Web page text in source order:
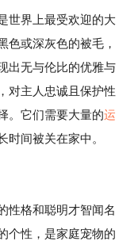
世界上最受欢迎的大
色或深灰色的被毛，
出无与伦比的优雅与
，对主人忠诚且保护性
。它们需要大量的运
时间被关在家中。
性格和聪明才智闻名
个性，是家庭宠物的